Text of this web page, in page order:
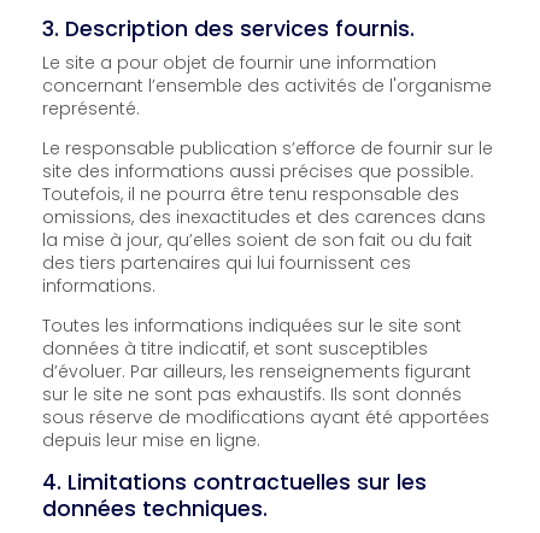
3. Description des services fournis.
Le site a pour objet de fournir une information
concernant l’ensemble des activités de l'organisme
représenté.
Le responsable publication s’efforce de fournir sur le
site des informations aussi précises que possible.
Toutefois, il ne pourra être tenu responsable des
omissions, des inexactitudes et des carences dans
la mise à jour, qu’elles soient de son fait ou du fait
des tiers partenaires qui lui fournissent ces
informations.
Toutes les informations indiquées sur le site sont
données à titre indicatif, et sont susceptibles
d’évoluer. Par ailleurs, les renseignements figurant
sur le site ne sont pas exhaustifs. Ils sont donnés
sous réserve de modifications ayant été apportées
depuis leur mise en ligne.
4. Limitations contractuelles sur les
données techniques.